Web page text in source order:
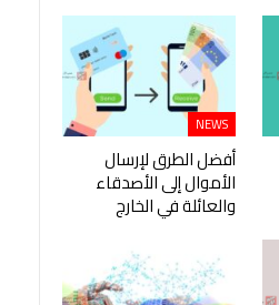
NEWS
أفضل الطرق لإرسال
الأموال إلى الأصدقاء
والعائلة في الخارج